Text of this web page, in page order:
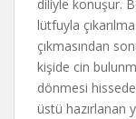
diliyle konuşur.
lütfuyla
çıkmasından
kişide cin
dönmesi
üstü hazırlanan